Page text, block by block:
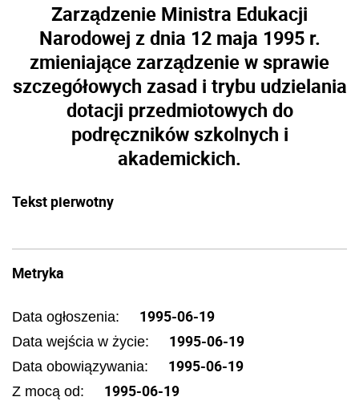
Zarządzenie Ministra Edukacji
Narodowej z dnia 12 maja 1995 r.
zmieniające zarządzenie w sprawie
szczegółowych zasad i trybu udzielania
dotacji przedmiotowych do
podręczników szkolnych i
akademickich.
Tekst pierwotny
Metryka
Data ogłoszenia: 1995-06-19
Data wejścia w życie: 1995-06-19
Data obowiązywania: 1995-06-19
Z mocą od: 1995-06-19